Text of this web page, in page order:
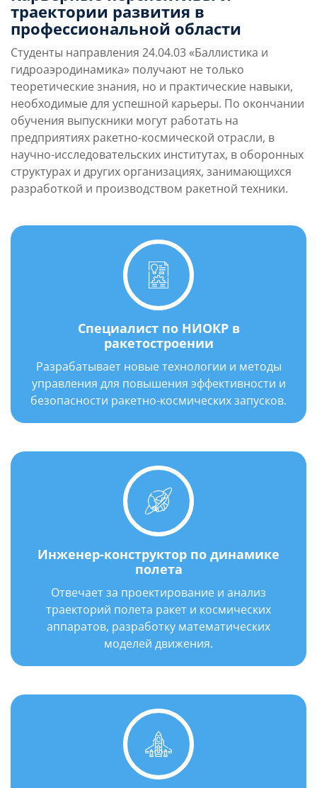
Год выпуска: 1958 г.
двигателей, снизить затраты на их
производство;
становление закономерностей
профилирования газового тракта сопловых
аппаратов энергетических установок с
учетом двухфазного течения продуктов
сгорания твердого ракетного топлива в
сопле;
разработка методологии, методов и
программ расчета параметров
пограничного слоя, трения и теплообмена в
экспериментальных методов испытаний
РДТТ в предельных условиях для
подтверждения их работоспособности и
Автор более 460 публикаций, из них 9
монографий и 165 авторских свидетельств и
патентов на изобретения.
траектории развития в
профессиональной области
Студенты направления 24.04.03 «Баллистика и
гидроаэродинамика» получают не только
теоретические знания, но и практические навыки,
необходимые для успешной карьеры. По окончании
обучения выпускники могут работать на
предприятиях ракетно-космической отрасли, в
научно-исследовательских институтах, в оборонных
структурах и других организациях, занимающихся
разработкой и производством ракетной техники.
Специалист по НИОКР в
ракетостроении
Разрабатывает новые технологии и методы
управления для повышения эффективности и
безопасности ракетно-космических запусков.
Инженер-конструктор по динамике
полета
Отвечает за проектирование и анализ
траекторий полета ракет и космических
аппаратов, разработку математических
моделей движения.